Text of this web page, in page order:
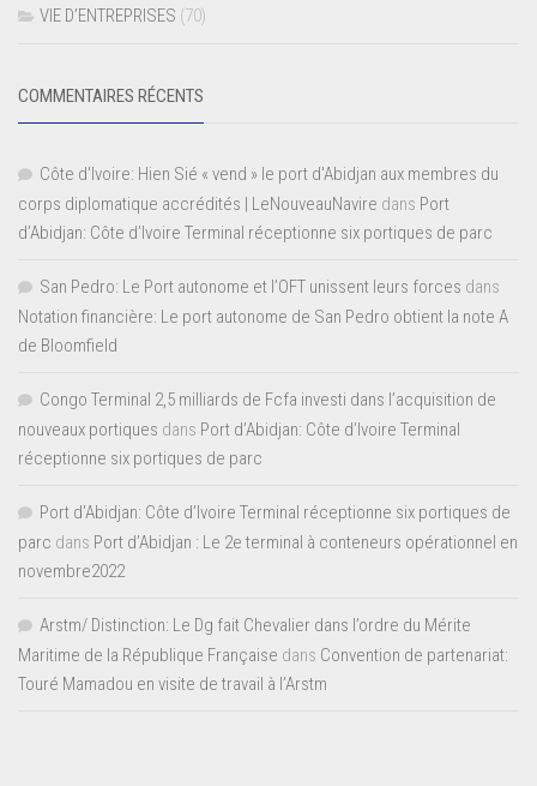
VIE D’ENTREPRISES (70)
COMMENTAIRES RÉCENTS
Côte d'Ivoire: Hien Sié « vend » le port d'Abidjan aux membres du
corps diplomatique accrédités | LeNouveauNavire dans Port
d’Abidjan: Côte d’Ivoire Terminal réceptionne six portiques de parc
San Pedro: Le Port autonome et l’OFT unissent leurs forces dans
Notation financière: Le port autonome de San Pedro obtient la note A
de Bloomfield
Congo Terminal 2,5 milliards de Fcfa investi dans l’acquisition de
nouveaux portiques dans Port d’Abidjan: Côte d’Ivoire Terminal
réceptionne six portiques de parc
Port d'Abidjan: Côte d’Ivoire Terminal réceptionne six portiques de
parc dans Port d’Abidjan : Le 2e terminal à conteneurs opérationnel en
novembre2022
Arstm/ Distinction: Le Dg fait Chevalier dans l’ordre du Mérite
Maritime de la République Française dans Convention de partenariat:
Touré Mamadou en visite de travail à l’Arstm